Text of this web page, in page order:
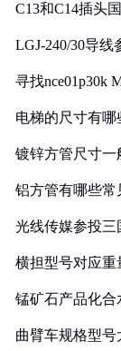
C13和C14插头
LGJ-240/30导
寻找nce01p30k
电梯的尺寸有哪
镀锌方管尺寸一
铝方管有哪些常
光线传媒参投三
横担型号对应重
锰矿石产品化合
曲臂车规格型号